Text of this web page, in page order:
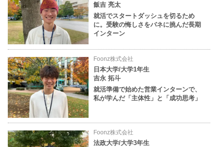
飯吉 亮太
就活でスタートダッシュを切るため
に。受験の悔しさをバネに挑んだ長期
インターン
Foonz株式会社
日本大学/大学1年生
吉永 拓斗
就活準備で始めた営業インターンで、
私が学んだ「主体性」と「成功思考」
Foonz株式会社
法政大学/大学3年生